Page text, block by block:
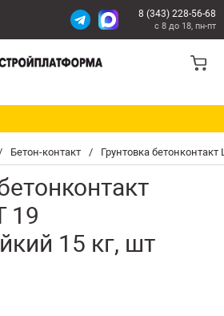
Бетон-контакт / Грунтовка
19
15 кг, шт
8 (343) 228-56-68
с 8 до 18, пн-пт